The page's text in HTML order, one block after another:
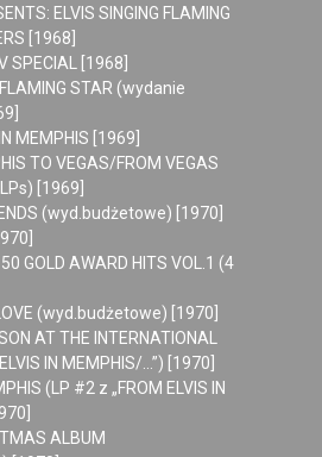
ELVIS SINGING FLAMING
[1968]
SPECIAL [1968]
STAR (wydanie
MEMPHIS [1969]
TO VEGAS/FROM VEGAS
[1969]
(wyd.budżetowe) [1970]
GOLD AWARD HITS VOL.1 (4
(wyd.budżetowe) [1970]
AT THE INTERNATIONAL
IN MEMPHIS/…”) [1970]
(LP #2 z „FROM ELVIS IN
ALBUM